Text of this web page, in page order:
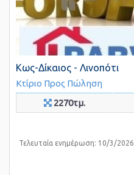
Κως-Δίκαιος - Λινοπότι
Κτίριο Προς Πώληση
2270τμ.
Τελευταία ενημέρωση: 10/3/2026